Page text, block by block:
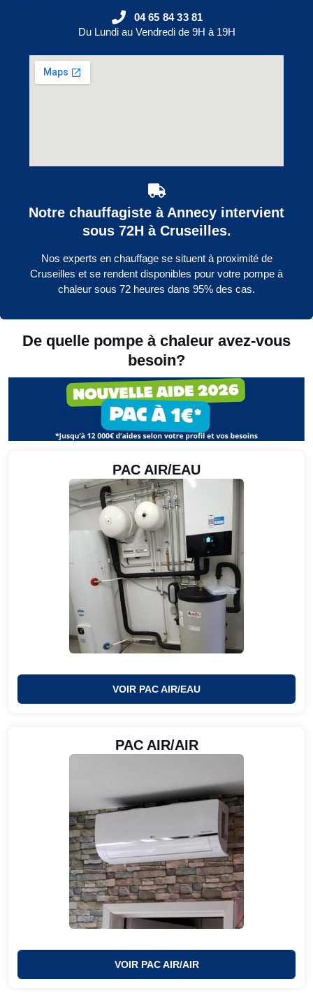
De quelle pompe à chaleur avez-vous
besoin?
PAC AIR/EAU
VOIR PAC AIR/EAU
PAC AIR/AIR
VOIR PAC AIR/AIR
04 65 84 33 81
Du Lundi au Vendredi de 9H à 19H
Notre chauffagiste à Annecy intervient
sous 72H à Cruseilles.
Nos experts en chauffage se situent à proximité de
Cruseilles et se rendent disponibles pour votre pompe à
chaleur sous 72 heures dans 95% des cas.